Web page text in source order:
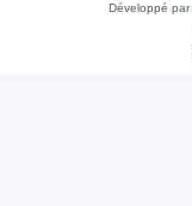
Développé par